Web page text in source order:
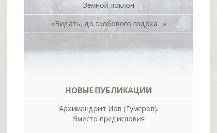
Земной поклон
«Видать, до гробового вздоха…»
НОВЫЕ ПУБЛИКАЦИИ
Архимандрит Иов (Гумеров).
Вместо предисловия